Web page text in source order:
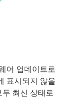
어 업데이트로
표시되지 않을
두 최신 상태로